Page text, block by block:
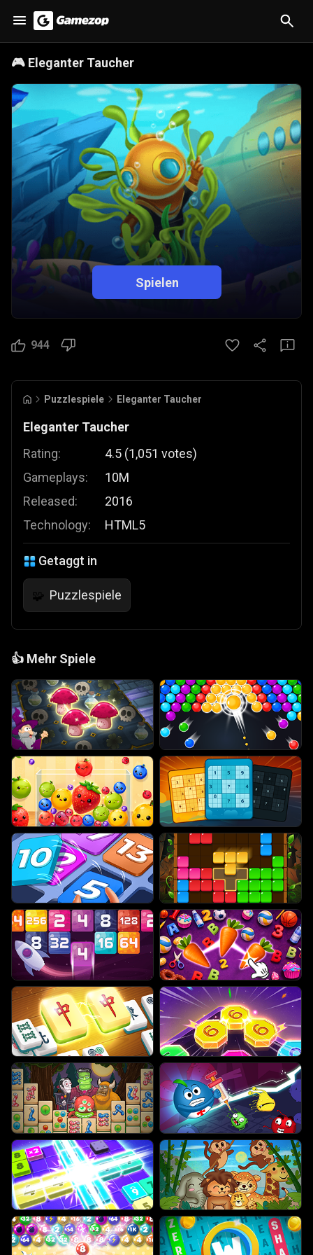
🎮 Eleganter Taucher
Spielen
944
Puzzlespiele Eleganter Taucher
Eleganter Taucher
Rating:
Gameplays:
Released:
Technology:
4.5 (1,051 votes)
10M
2016
HTML5
Getaggt in
🧩 Puzzlespiele
👍 Mehr Spiele